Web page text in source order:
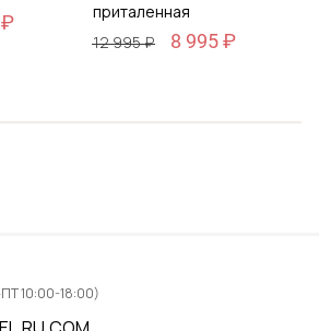
приталенная
12 995 ₽
8 995 ₽
10:00-18:00)